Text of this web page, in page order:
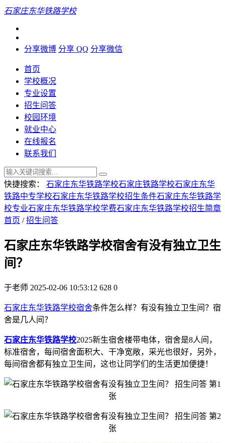
石家庄东华铁路学校
分享微博 分享 QQ 分享微信
首页
学校概况
专业设置
招生问答
校园环境
就业中心
在线报名
联系我们
快捷搜索： 石家庄东华铁路学校石家庄铁路学校石家庄东华
铁路中专学校石家庄东华铁路学校招生条件石家庄东华铁路学
校专业石家庄东华铁路学校学费石家庄东华铁路学校招生简章
首页 /招生问答
石家庄东华铁路学校宿舍有没有独立卫生
间？
于老师 2025-02-06 10:53:12 628 0
石家庄东华铁路学校宿舍条件怎么样？有没有独立卫生间？宿
舍是几人间？
石家庄东华铁路学校2025新生宿舍楼带电体，宿舍是8人间，
标准宿舍，每间宿舍面积大、干净宽敞，采光也很好，另外，
每间宿舍都有独立卫生间，这也让同学们的生活更加便捷！